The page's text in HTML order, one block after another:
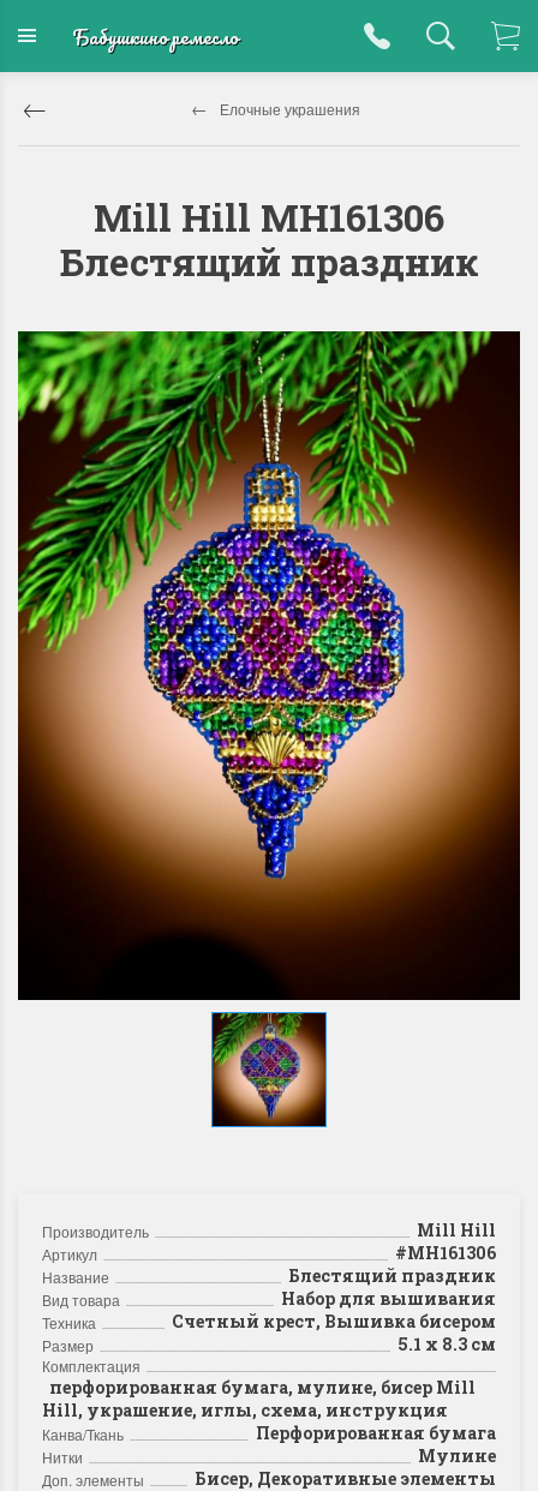
Бабушкино ремесло
Елочные украшения
Mill Hill MH161306
Блестящий праздник
Производитель Mill Hill
Артикул #MH161306
Название Блестящий праздник
Вид товара Набор для вышивания
Техника Счетный крест, Вышивка бисером
Размер 5.1 x 8.3 см
Комплектация
перфорированная бумага, мулине, бисер Mill
Hill, украшение, иглы, схема, инструкция
Канва/Ткань Перфорированная бумага
Нитки Мулине
Доп. элементы Бисер, Декоративные элементы